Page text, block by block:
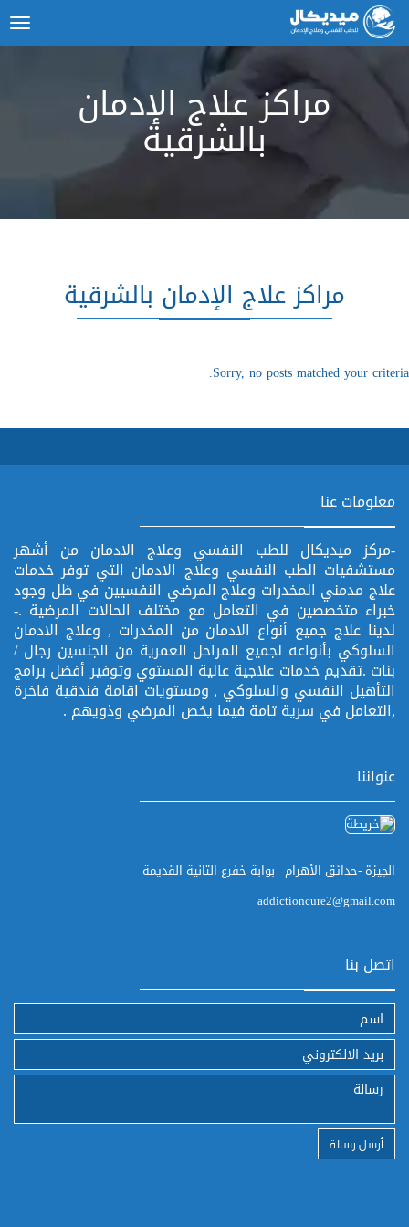
مراكز علاج الإدمان
بالشرقية
مراكز علاج الإدمان بالشرقية
Sorry, no posts matched your criteria.
معلومات عنا
-مركز ميديكال للطب النفسي وعلاج الادمان من أشهر
مستشفيات الطب النفسي وعلاج الادمان التي توفر خدمات
علاج مدمني المخدرات وعلاج المرضي النفسيين في ظل وجود
خبراء متخصصين في التعامل مع مختلف الحالات المرضية .-
لدينا علاج جميع أنواع الادمان من المخدرات , وعلاج الادمان
السلوكي بأنواعه لجميع المراحل العمرية من الجنسين رجال /
بنات .تقديم خدمات علاجية عالية المستوي وتوفير أفضل برامج
التأهيل النفسي والسلوكي , ومستويات اقامة فندقية فاخرة
,التعامل في سرية تامة فيما يخص المرضي وذويهم .
عنواننا
الجيزة -حدائق الأهرام _بوابة خفرع التانية القديمة
addictioncure2@gmail.com
اتصل بنا
أرسل رسالة